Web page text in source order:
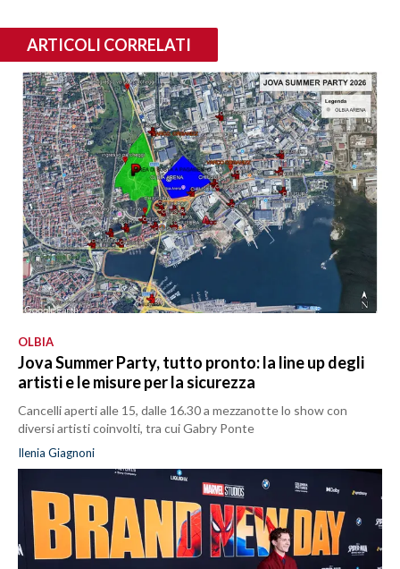
ARTICOLI CORRELATI
OLBIA
Jova Summer Party, tutto pronto: la line up degli
artisti e le misure per la sicurezza
Cancelli aperti alle 15, dalle 16.30 a mezzanotte lo show con
diversi artisti coinvolti, tra cui Gabry Ponte
Ilenia Giagnoni